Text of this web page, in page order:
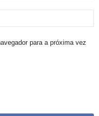
para a próxima vez